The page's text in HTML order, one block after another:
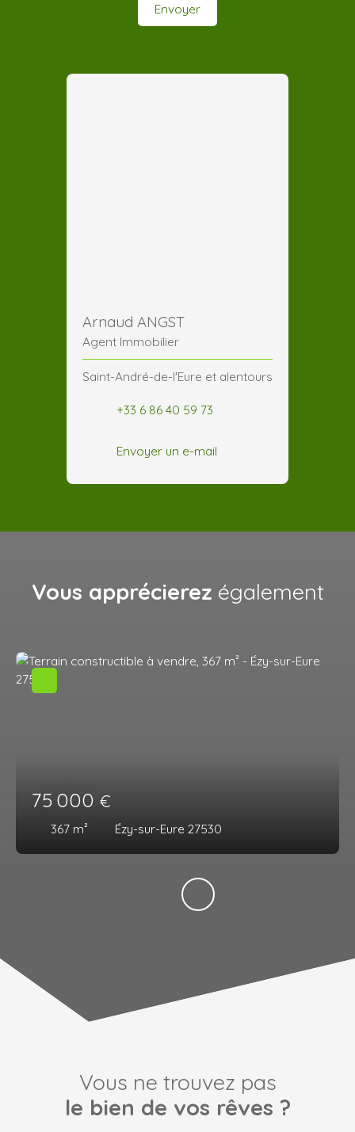
Envoyer
Arnaud ANGST
Agent Immobilier
Saint-André-de-l'Eure et alentours
+33 6 86 40 59 73
Envoyer un e-mail
Vous apprécierez également
75 000 €
367 m² Ézy-sur-Eure 27530
Vous ne trouvez pas
le bien de vos rêves ?